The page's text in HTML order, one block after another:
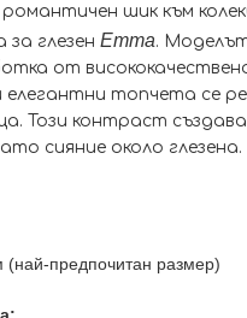
шик към
глезен Emma.
от
елегантни топчета се
Този контраст
сияние около глезена.
(най-предпочитан размер)